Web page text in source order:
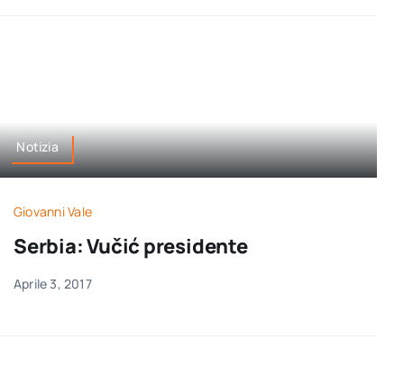
Notizia
Giovanni Vale
Serbia: Vučić presidente
Aprile 3, 2017